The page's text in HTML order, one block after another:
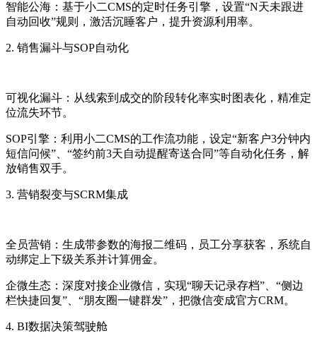
智能公海：基于小二CMS的定时任务引擎，设置“N天未跟进
自动回收”规则，激活沉睡客户，提升资源利用率。
2. 销售漏斗与SOP自动化
可视化漏斗：从线索到成交的阶段转化率实时图表化，精准定
位流失环节。
SOP引擎：利用小二CMS的工作流功能，设定“新客户3分钟内
短信问候”、“签约前3天自动提醒寄送合同”等自动化任务，解
放销售双手。
3. 营销裂变与SCRM集成
全员营销：生成带参数的海报二维码，员工分享获客，系统自
动绑定上下级关系并计算佣金。
企微生态：深度对接企业微信，实现“聊天记录存档”、“侧边
栏快捷回复”、“朋友圈一键群发”，把微信变成官方CRM。
4. BI数据决策驾驶舱